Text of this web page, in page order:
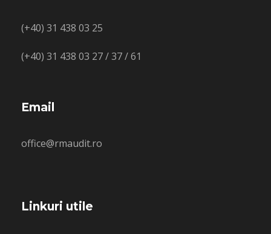
(+40) 31 438 03 25
(+40) 31 438 03 27 / 37 / 61
Email
office@rmaudit.ro
Linkuri utile